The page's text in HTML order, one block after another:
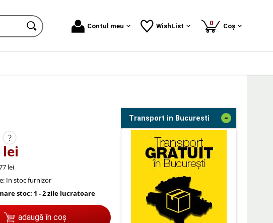
Contul meu WishList 0produse
Coș
?
lei
lei
In stoc furnizor
stoc: 1 - 2 zile lucratoare
adaugă în coș
Transport in Bucuresti -